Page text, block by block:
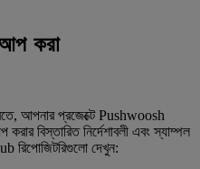
করা
আপনার প্রজেক্টে Pushwoosh
বিস্তারিত নির্দেশাবলী এবং স্যাম্পল
রিপোজিটরিগুলো দেখুন: